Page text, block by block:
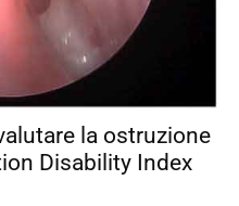
la ostruzione
Disability Index